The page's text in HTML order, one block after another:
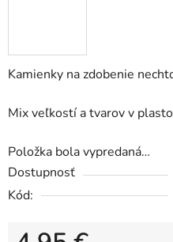
Kamienky na zdobenie
Mix veľkostí a tvarov v
Položka bola vypredaná…
Dostupnosť
Kód: